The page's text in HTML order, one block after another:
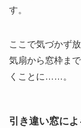
す。
ここで気づかず
気扇から窓枠ま
くことに……。
引き違い窓に